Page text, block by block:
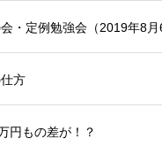
・定例勉強会（2019年8月
方
円もの差が！？